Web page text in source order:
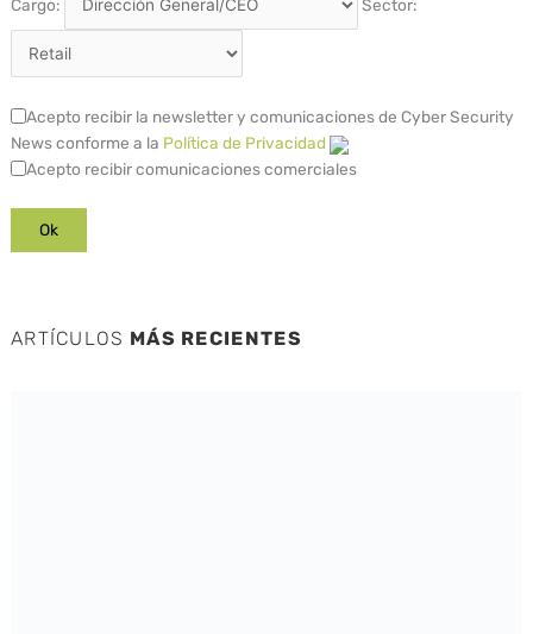
Cargo: Sector:
Acepto recibir la newsletter y comunicaciones de Cyber Security
News conforme a la Política de Privacidad
Acepto recibir comunicaciones comerciales
ARTÍCULOS MÁS RECIENTES